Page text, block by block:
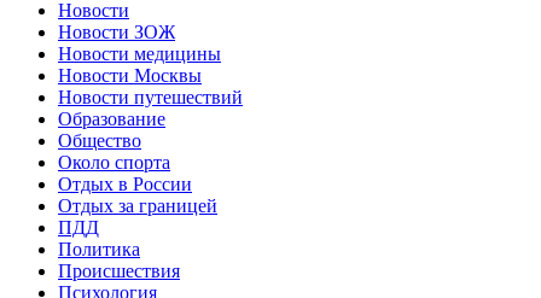
Новости
Новости ЗОЖ
Новости медицины
Новости Москвы
Новости путешествий
Образование
Общество
Около спорта
Отдых в России
Отдых за границей
ПДД
Политика
Происшествия
Психология